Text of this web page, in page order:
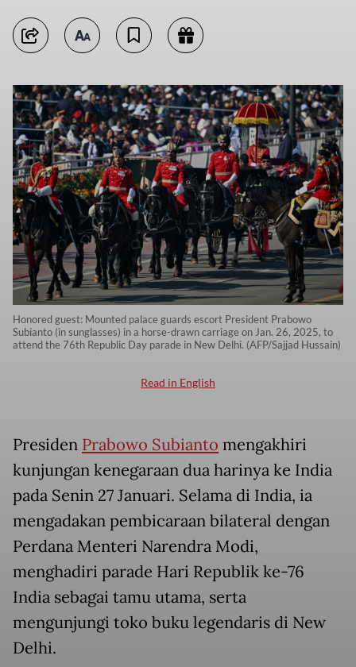
Honored guest: Mounted palace guards escort President Prabowo
Subianto (in sunglasses) in a horse-drawn carriage on Jan. 26, 2025, to
attend the 76th Republic Day parade in New Delhi. (AFP/Sajjad Hussain)
Read in English
Presiden Prabowo Subianto mengakhiri
kunjungan kenegaraan dua harinya ke India
pada Senin 27 Januari. Selama di India, ia
mengadakan pembicaraan bilateral dengan
Perdana Menteri Narendra Modi,
menghadiri parade Hari Republik ke-76
India sebagai tamu utama, serta
mengunjungi toko buku legendaris di New
Delhi.